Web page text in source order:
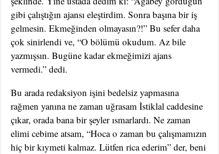
gibi çalıştığın ajansı eleştirdim. Sonra başına bir iş
gelmesin. Ekmeğinden olmayasın?!” Bu sefer daha
çok sinirlendi ve, “O bölümü okudum. Az bile
yazmışsın. Bugüne kadar ekmeğimizi ajans
vermedi.” dedi.
Bu arada redaksiyon işini bedelsiz yapmasına
rağmen yanına ne zaman uğrasam İstiklal caddesine
çıkar, orada bana bir şeyler ısmarlardı. Ne zaman
elimi cebime atsam, “Hoca o zaman bu çalışmamızın
hiç bir kıymeti kalmaz. Lütfen rica ederim” der, beni